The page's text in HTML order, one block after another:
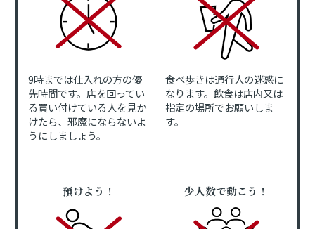
9時までは仕入れの方の優
先時間です。店を回ってい
る買い付けている人を見か
けたら、邪魔にならないよ
うにしましょう。
食べ歩きは通行人の迷惑に
なります。飲食は店内又は
指定の場所でお願いしま
す。
預けよう！ 少人数で動こう！